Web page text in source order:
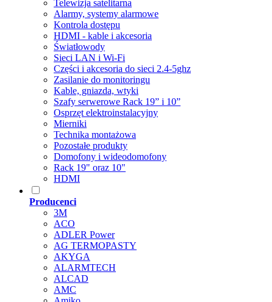
Telewizja satelitarna
Alarmy, systemy alarmowe
Kontrola dostępu
HDMI - kable i akcesoria
Światłowody
Sieci LAN i Wi-Fi
Części i akcesoria do sieci 2.4-5ghz
Zasilanie do monitoringu
Kable, gniazda, wtyki
Szafy serwerowe Rack 19” i 10”
Osprzęt elektroinstalacyjny
Mierniki
Technika montażowa
Pozostałe produkty
Domofony i wideodomofony
Rack 19" oraz 10"
HDMI
Producenci
3M
ACO
ADLER Power
AG TERMOPASTY
AKYGA
ALARMTECH
ALCAD
AMC